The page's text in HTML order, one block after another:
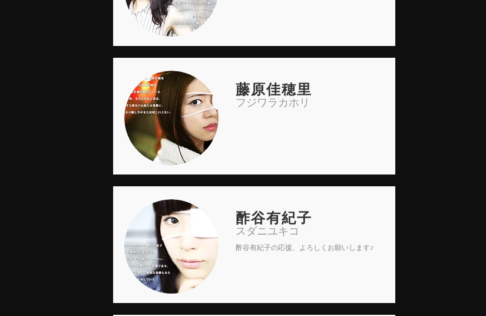
フジワラカホリ
藤原佳穂里
スダニユキコ
酢谷有紀子
酢谷有紀子の応援、よろしくお願いします♪